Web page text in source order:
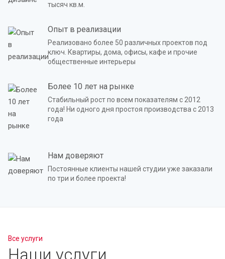
тысяч кв.м.
Опыт в реализации
Реализовано более 50 различных проектов под
ключ. Квартиры, дома, офисы, кафе и прочие
общественные интерьеры
Более 10 лет на рынке
Стабильный рост по всем показателям с 2012
года! Ни одного дня простоя производства с 2013
года
Нам доверяют
Постоянные клиенты нашей студии уже заказали
по три и более проекта!
Все услуги
Наши услуги